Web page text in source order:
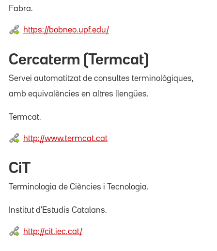
Fabra.
https://bobneo.upf.edu/
Cercaterm (Termcat)
Servei automatitzat de consultes terminològiques,
amb equivalències en altres llengües.
Termcat.
http://www.termcat.cat
CiT
Terminologia de Ciències i Tecnologia.
Institut d'Estudis Catalans.
http://cit.iec.cat/